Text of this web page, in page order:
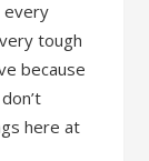
every
tough
because
here at